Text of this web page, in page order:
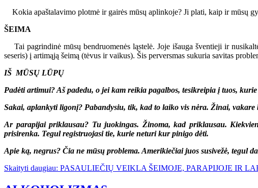
Kokia apaštalavimo plotmė ir gairės mūsų aplinkoje? Ji plati, kaip ir mūsų
ŠEIMA
Tai pagrindinė mūsų bendruomenės ląstelė. Joje išauga šventieji ir
seseris) į artimąją šeimą (tėvus ir vaikus). Šis perversmas sukuria savitas
IŠ MŪSŲ LŪPŲ
Padėti artimui? Aš padedu, o jei kam reikia pagalbos, tesikreipia į tuos,
Sakai, aplankyti ligonį? Pabandysiu, tik, kad to laiko vis nėra. Žinai,
Ar parapijai priklausau? Tu juokingas. Žinoma, kad priklausau.
prisirenka. Tegul registruojasi tie, kurie neturi kur pinigo dėti.
Apie ką, negrus? Čia ne mūsų problema. Amerikiečiai juos susivežė, tegul
Skaityti daugiau: PASAULIEČIŲ VEIKLA ŠEIMOJE, PARAPIJOJE IR